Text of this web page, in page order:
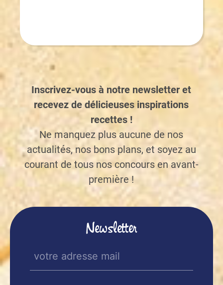
Inscrivez-vous à notre newsletter et
recevez de délicieuses inspirations
recettes !
Ne manquez plus aucune de nos
actualités, nos bons plans, et soyez au
courant de tous nos concours en avant-
première !
Newsletter
E-
mail